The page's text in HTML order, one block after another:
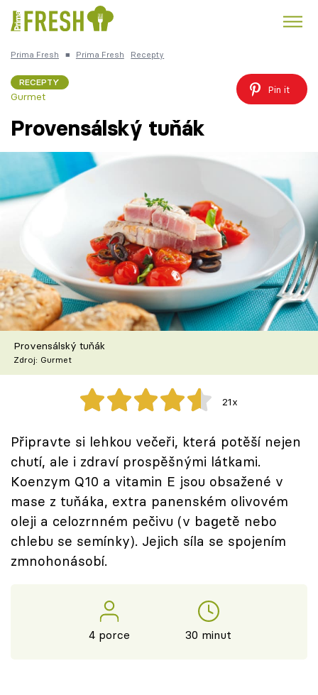
Česká kuchyně
Témata
Články
TV Program
Škola vaření
Recepty z TV
Speciál: Cuketa
Těhotnej kuchař
Sledujte prima+
Přihlášení
Sledujte nás
Prima Fresh ■ Prima Fresh Recepty
RECEPTY
Gurmet
Pin it
Provensálský tuňák
Provensálský tuňák
Zdroj: Gurmet
21x
Připravte si lehkou večeři, která potěší nejen
chutí, ale i zdraví prospěšnými látkami.
Koenzym Q10 a vitamin E jsou obsažené v
mase z tuňáka, extra panenském olivovém
oleji a celozrnném pečivu (v bagetě nebo
chlebu se semínky). Jejich síla se spojením
zmnohonásobí.
4 porce 30 minut